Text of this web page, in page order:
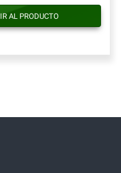
IR AL PRODUCTO